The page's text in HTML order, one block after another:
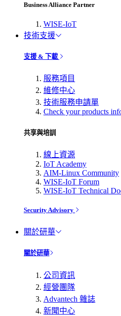
Business Alliance Partner
WISE-IoT
技術支援
支援 & 下載
服務項目
維修中心
技術服務申請單
Check your products
共享與培訓
線上資源
IoT Academy
AIM-Linux Community
WISE-IoT Forum
WISE-IoT Technical
Security Advisory
關於研華
關於研華
公司資訊
經營團隊
Advantech 雜誌
新聞中心